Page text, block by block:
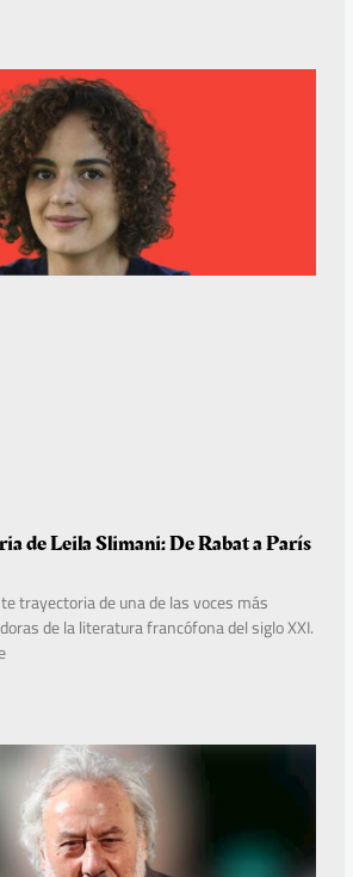
de Leila Slimani: De Rabat a París
trayectoria de una de las voces más
de la literatura francófona del siglo XXI.